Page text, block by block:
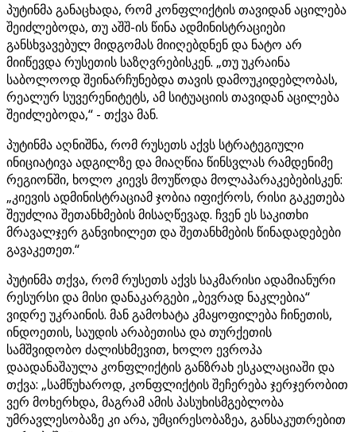
პუტინმა განაცხადა, რომ კონფლიქტის თავიდან აცილება
შეიძლებოდა, თუ აშშ-ის წინა ადმინისტრაციები
განსხვავებულ მიდგომას მიიღებდნენ და ნატო არ
მიიწევდა რუსეთის საზღვრებისკენ. „თუ უკრაინა
საბოლოოდ შეინარჩუნებდა თავის დამოუკიდებლობას,
რეალურ სუვერენიტეტს, ამ სიტუაციის თავიდან აცილება
შეიძლებოდა,“ - თქვა მან.
პუტინმა აღნიშნა, რომ რუსეთს აქვს სტრატეგიული
ინიციატივა ადგილზე და მიაღწია წინსვლას რამდენიმე
რეგიონში, ხოლო კიევს მოუწოდა მოლაპარაკებებისკენ:
„კიევის ადმინისტრაციამ ჯობია იფიქროს, რისი გაკეთება
შეუძლია შეთანხმების მისაღწევად. ჩვენ ეს საკითხი
მრავალჯერ განვიხილეთ და შეთანხმების წინადადებები
გავაკეთეთ.“
პუტინმა თქვა, რომ რუსეთს აქვს საკმარისი ადამიანური
რესურსი და მისი დანაკარგები „ბევრად ნაკლებია“
ვიდრე უკრაინის. მან გამოხატა კმაყოფილება ჩინეთის,
ინდოეთის, საუდის არაბეთისა და თურქეთის
სამშვიდობო ძალისხმევით, ხოლო ევროპა
დაადანაშაულა კონფლიქტის განზრახ ესკალაციაში და
თქვა: „სამწუხაროდ, კონფლიქტის შეჩერება ჯერჯერობით
ვერ მოხერხდა, მაგრამ ამის პასუხისმგებლობა
უმრავლესობაზე კი არა, უმცირესობაზეა, განსაკუთრებით